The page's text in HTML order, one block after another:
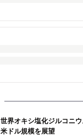
世界オキシ塩化ジルコニ
米ドル規模を展望